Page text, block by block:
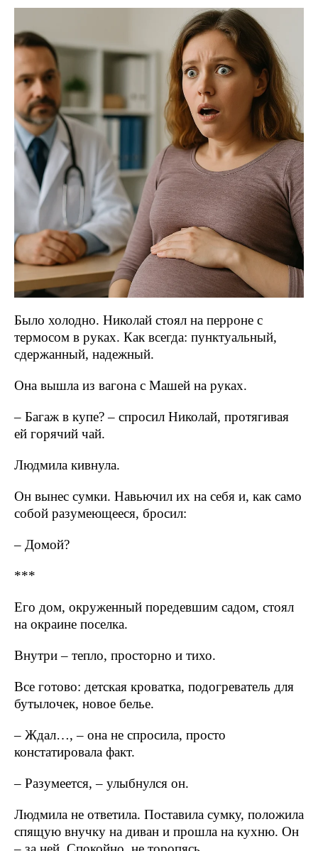
Было холодно. Николай стоял на перроне с
термосом в руках. Как всегда: пунктуальный,
сдержанный, надежный.
Она вышла из вагона с Машей на руках.
– Багаж в купе? – спросил Николай, протягивая
ей горячий чай.
Людмила кивнула.
Он вынес сумки. Навьючил их на себя и, как само
собой разумеющееся, бросил:
– Домой?
***
Его дом, окруженный поредевшим садом, стоял
на окраине поселка.
Внутри – тепло, просторно и тихо.
Все готово: детская кроватка, подогреватель для
бутылочек, новое белье.
– Ждал…, – она не спросила, просто
констатировала факт.
– Разумеется, – улыбнулся он.
Людмила не ответила. Поставила сумку, положила
спящую внучку на диван и прошла на кухню. Он